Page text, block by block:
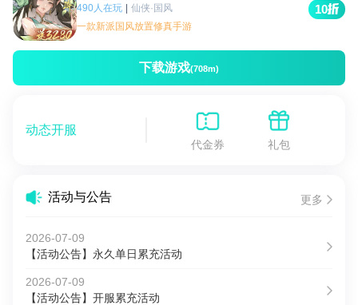
490人在玩 | 仙侠·国风
一款新派国风放置修真手游
10
下载游戏(708m)
动态开服
代金券 礼包
活动与公告 更多
2026-07-09
【活动公告】永久单日累充活动
2026-07-09
【活动公告】开服累充活动